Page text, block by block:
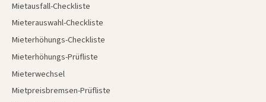
Mietausfall-Checkliste
Mieterauswahl-Checkliste
Mieterhöhungs-Checkliste
Mieterhöhungs-Prüfliste
Mieterwechsel
Mietpreisbremsen-Prüfliste